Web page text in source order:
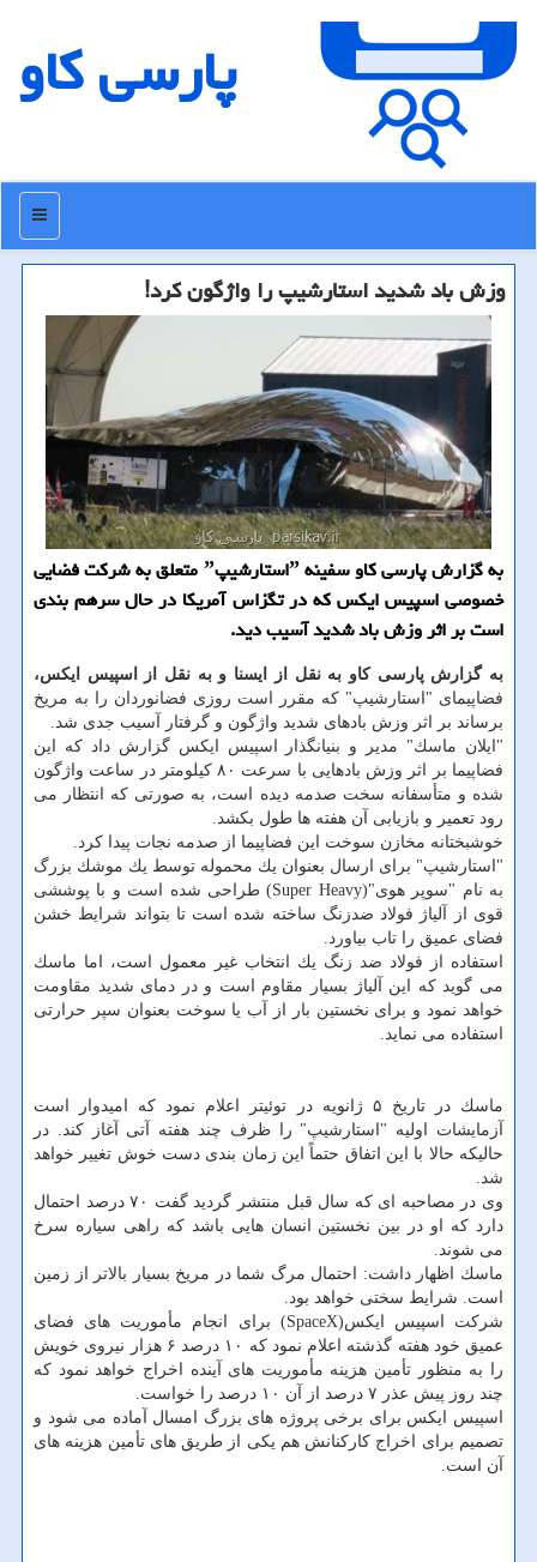
پارسی كاو
منو
وزش باد شدید استارشیپ را واژگون كرد!
به گزارش پارسی كاو سفینه ˮاستارشیپˮ متعلق به شركت فضایی
خصوصی اسپیس ایكس كه در تگزاس آمریكا در حال سرهم بندی
است بر اثر وزش باد شدید آسیب دید.
به گزارش پارسی كاو به نقل از ایسنا و به نقل از اسپیس ایكس،
فضاپیمای "استارشیپ" كه مقرر است روزی فضانوردان را به مریخ
برساند بر اثر وزش بادهای شدید واژگون و گرفتار آسیب جدی شد.
"ایلان ماسك" مدیر و بنیانگذار اسپیس ایكس گزارش داد كه این
فضاپیما بر اثر وزش بادهایی با سرعت ۸۰ كیلومتر در ساعت واژگون
شده و متأسفانه سخت صدمه دیده است، به صورتی كه انتظار می
رود تعمیر و بازیابی آن هفته ها طول بكشد.
خوشبختانه مخازن سوخت این فضاپیما از صدمه نجات پیدا كرد.
"استارشیپ" برای ارسال بعنوان یك محموله توسط یك موشك بزرگ
به نام "سوپر هوی"(Super Heavy) طراحی شده است و با پوششی
قوی از آلیاژ فولاد ضدزنگ ساخته شده است تا بتواند شرایط خشن
فضای عمیق را تاب بیاورد.
استفاده از فولاد ضد زنگ یك انتخاب غیر معمول است، اما ماسك
می گوید كه این آلیاژ بسیار مقاوم است و در دمای شدید مقاومت
خواهد نمود و برای نخستین بار از آب یا سوخت بعنوان سپر حرارتی
استفاده می نماید.
ماسك در تاریخ ۵ ژانویه در توئیتر اعلام نمود كه امیدوار است
آزمایشات اولیه "استارشیپ" را ظرف چند هفته آتی آغاز كند. در
حالیكه حالا با این اتفاق حتماً این زمان بندی دست خوش تغییر خواهد
شد.
وی در مصاحبه ای كه سال قبل منتشر گردید گفت ۷۰ درصد احتمال
دارد كه او در بین نخستین انسان هایی باشد كه راهی سیاره سرخ
می شوند.
ماسك اظهار داشت: احتمال مرگ شما در مریخ بسیار بالاتر از زمین
است. شرایط سختی خواهد بود.
شركت اسپیس ایكس(SpaceX) برای انجام مأموریت های فضای
عمیق خود هفته گذشته اعلام نمود كه ۱۰ درصد ۶ هزار نیروی خویش
را به منظور تأمین هزینه مأموریت های آینده اخراج خواهد نمود كه
چند روز پیش عذر ۷ درصد از آن ۱۰ درصد را خواست.
اسپیس ایكس برای برخی پروژه های بزرگ امسال آماده می شود و
تصمیم برای اخراج كاركنانش هم یكی از طریق های تأمین هزینه های
آن است.